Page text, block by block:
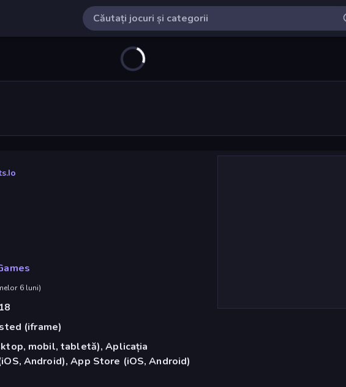
6 luni)
(iframe)
mobil, tabletă), Aplicația
Android), App Store (iOS, Android)